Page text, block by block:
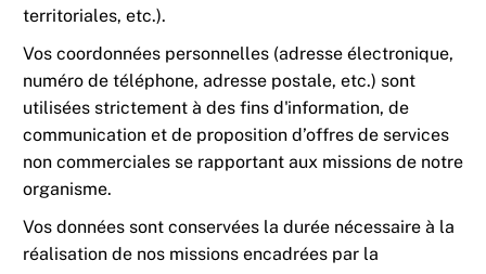
territoriales, etc.).
Vos coordonnées personnelles (adresse électronique,
numéro de téléphone, adresse postale, etc.) sont
utilisées strictement à des fins d'information, de
communication et de proposition d’offres de services
non commerciales se rapportant aux missions de notre
organisme.
Vos données sont conservées la durée nécessaire à la
réalisation de nos missions encadrées par la